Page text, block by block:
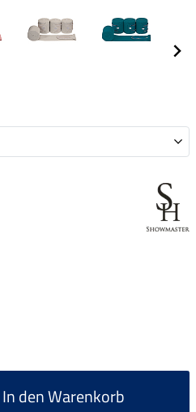
In den Warenkorb